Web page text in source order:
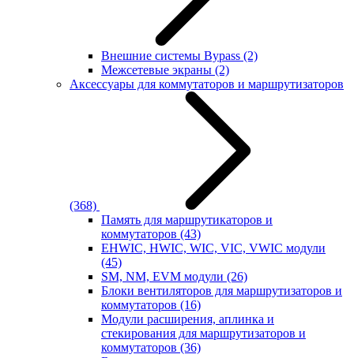
Внешние системы Bypass (2)
Межсетевые экраны (2)
Аксессуары для коммутаторов и маршрутизаторов
(368)
Память для маршрутикаторов и
коммутаторов (43)
EHWIC, HWIC, WIC, VIC, VWIC модули
(45)
SM, NM, EVM модули (26)
Блоки вентиляторов для маршрутизаторов и
коммутаторов (16)
Модули расширения, аплинка и
стекирования для маршрутизаторов и
коммутаторов (36)